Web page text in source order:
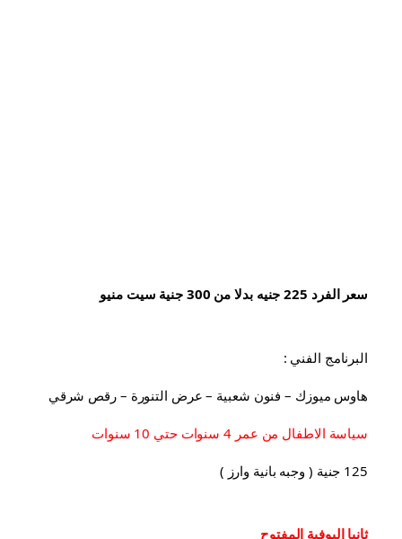
سعر الفرد 225 جنيه بدلا من 300 جنية سيت منيو
البرنامج الفني :
هاوس ميوزك – فنون شعبية – عرض التنورة – رقص شرقي
سياسة الاطفال من عمر 4 سنوات حتي 10 سنوات
125 جنية ( وجبه بانية وارز )
ثانيا البوفية المفتوح